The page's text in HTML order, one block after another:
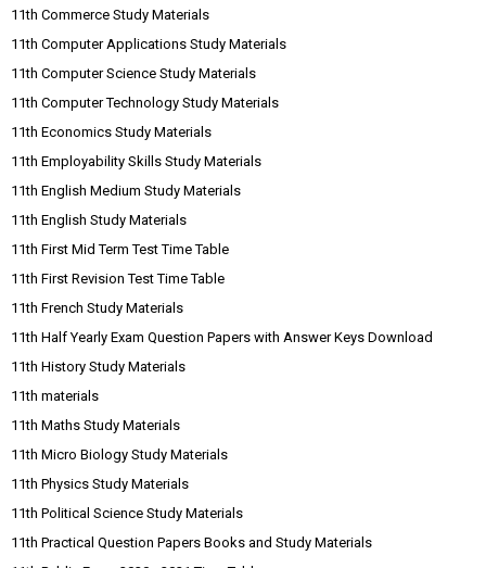
11th Commerce Study Materials
11th Computer Applications Study Materials
11th Computer Science Study Materials
11th Computer Technology Study Materials
11th Economics Study Materials
11th Employability Skills Study Materials
11th English Medium Study Materials
11th English Study Materials
11th First Mid Term Test Time Table
11th First Revision Test Time Table
11th French Study Materials
11th Half Yearly Exam Question Papers with Answer Keys Download
11th History Study Materials
11th materials
11th Maths Study Materials
11th Micro Biology Study Materials
11th Physics Study Materials
11th Political Science Study Materials
11th Practical Question Papers Books and Study Materials